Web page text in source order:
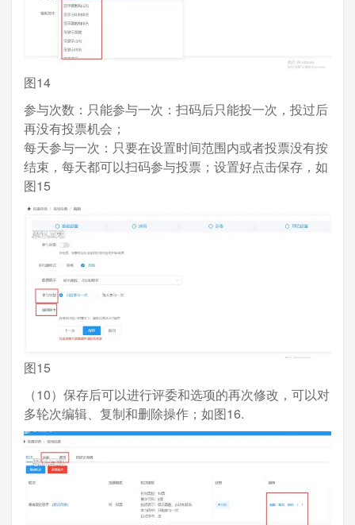
图14
参与次数：只能参与一次：扫码后只能投一次，投过后
再没有投票机会；
每天参与一次：只要在设置时间范围内或者投票没有按
结束，每天都可以扫码参与投票；设置好点击保存，如
图15
图15
（10）保存后可以进行评委和选项的再次修改，可以对
多轮次编辑、复制和删除操作；如图16.